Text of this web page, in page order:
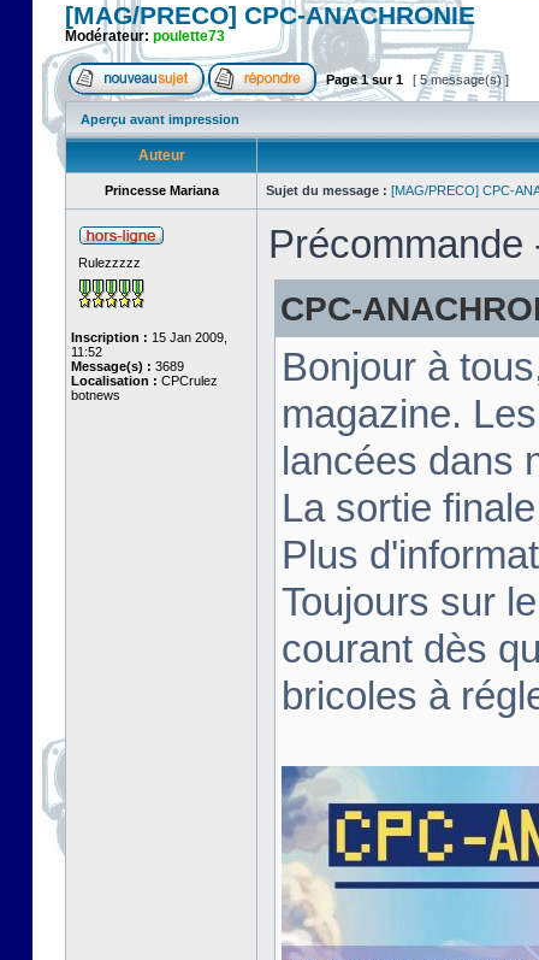
[MAG/PRECO] CPC-ANACHRONIE
Modérateur: poulette73
Page1sur1 [ 5 message(s) ]
Aperçu avant impression
Auteur
Princesse Mariana Sujet du message : [MAG/PRECO] CPC-
Rulezzzzz
Inscription : 15 Jan 2009,
11:52
Message(s) : 3689
Localisation : CPCrulez
botnews
CPC-
Bonjour à
magazine.
lancées dans
La sortie
Plus
Toujours sur
courant dès
bricoles à